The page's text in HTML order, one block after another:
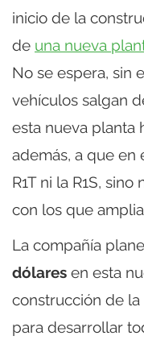
inicio de la
de una nueva
No se espera, sin
vehículos salgan
esta nueva planta
además, a que en
R1T ni la R1S,
con los que
La compañía
dólares en esta
construcción de
para desarrollar